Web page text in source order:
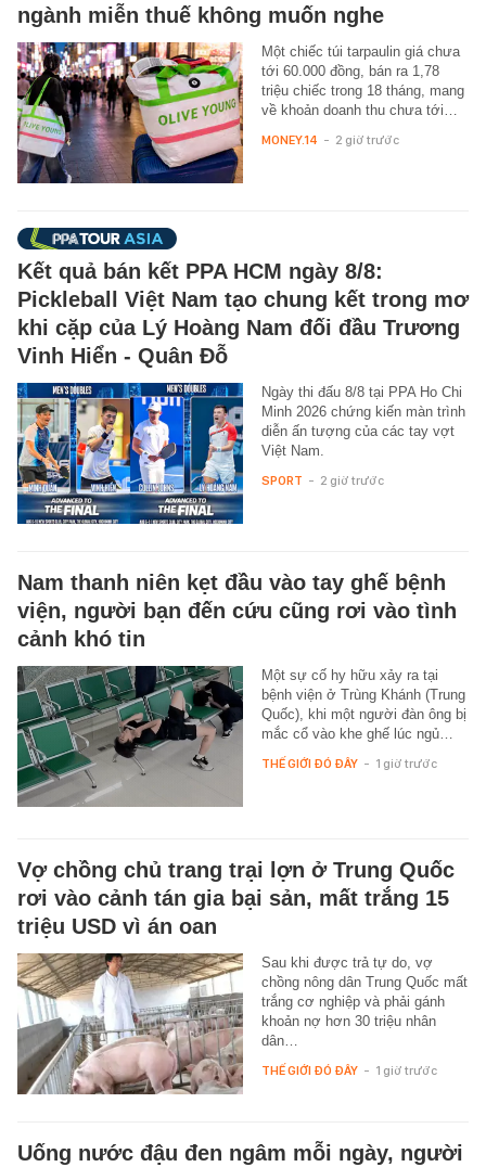
ngành miễn thuế không muốn nghe
Một chiếc túi tarpaulin giá chưa
tới 60.000 đồng, bán ra 1,78
triệu chiếc trong 18 tháng, mang
về khoản doanh thu chưa tới…
MONEY.14 - 2 giờ trước
Kết quả bán kết PPA HCM ngày 8/8:
Pickleball Việt Nam tạo chung kết trong mơ
khi cặp của Lý Hoàng Nam đối đầu Trương
Vinh Hiển - Quân Đỗ
Ngày thi đấu 8/8 tại PPA Ho Chi
Minh 2026 chứng kiến màn trình
diễn ấn tượng của các tay vợt
Việt Nam.
SPORT - 2 giờ trước
Nam thanh niên kẹt đầu vào tay ghế bệnh
viện, người bạn đến cứu cũng rơi vào tình
cảnh khó tin
Một sự cố hy hữu xảy ra tại
bệnh viện ở Trùng Khánh (Trung
Quốc), khi một người đàn ông bị
mắc cổ vào khe ghế lúc ngủ…
THẾ GIỚI ĐÓ ĐÂY - 1 giờ trước
Vợ chồng chủ trang trại lợn ở Trung Quốc
rơi vào cảnh tán gia bại sản, mất trắng 15
triệu USD vì án oan
Sau khi được trả tự do, vợ
chồng nông dân Trung Quốc mất
trắng cơ nghiệp và phải gánh
khoản nợ hơn 30 triệu nhân
dân…
THẾ GIỚI ĐÓ ĐÂY - 1 giờ trước
Uống nước đậu đen ngâm mỗi ngày, người